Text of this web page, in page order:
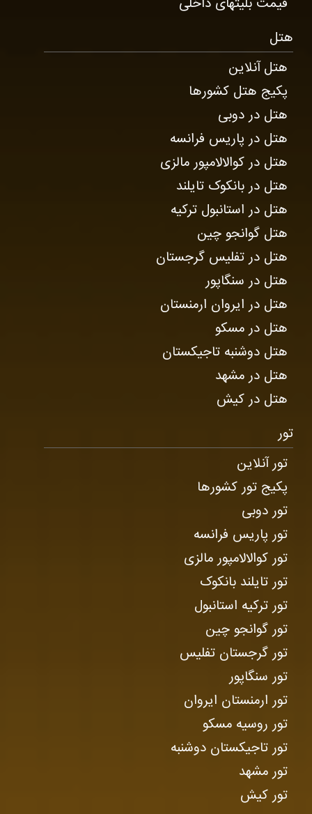
هتل
هتل آنلاین
پکیج هتل کشورها
هتل در دوبی
هتل در پاریس فرانسه
هتل در کوالالامپور مالزی
هتل در بانکوک تایلند
هتل در استانبول ترکیه
هتل گوانجو چین
هتل در تفلیس گرجستان
هتل در سنگاپور
هتل در ایروان ارمنستان
هتل در مسکو
هتل دوشنبه تاجیکستان
هتل در مشهد
هتل در کیش
تور
تور آنلاین
پکیج تور کشورها
تور دوبی
تور پاریس فرانسه
تور کوالالامپور مالزی
تور تایلند بانکوک
تور ترکیه استانبول
تور گوانجو چین
تور گرجستان تفلیس
تور سنگاپور
تور ارمنستان ایروان
تور روسیه مسکو
تور تاجیکستان دوشنبه
تور مشهد
تور کیش